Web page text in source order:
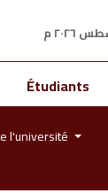
Étudiants
l'université